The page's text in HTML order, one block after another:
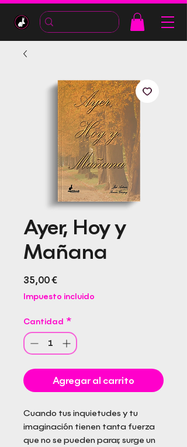
Ayer, Hoy y
Mañana
35,00 €Precio
Impuesto incluido
Cantidad *
Agregar al carrito
Cuando tus inquietudes y tu
imaginación tienen tanta fuerza
que no se pueden parar, surge un